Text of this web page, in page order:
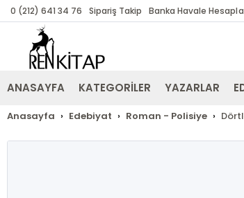
0 (212) 641 34 76 Sipariş Takip Banka Havale
ANASAYFA KATEGORİLER YAZARLAR
Anasayfa Edebiyat Roman - Polisiye